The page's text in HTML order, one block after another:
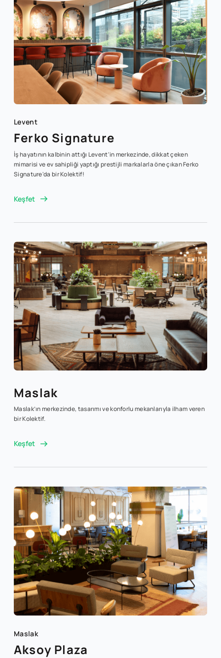
Levent
Ferko Signature
İş hayatının kalbinin attığı Levent'in merkezinde, dikkat çeken
mimarisi ve ev sahipliği yaptığı prestijli markalarla öne çıkan Ferko
Signature'da bir Kolektif!
Keşfet
Maslak
Maslak’ın merkezinde, tasarımı ve konforlu mekanlarıyla ilham veren
bir Kolektif.
Keşfet
Maslak
Aksoy Plaza